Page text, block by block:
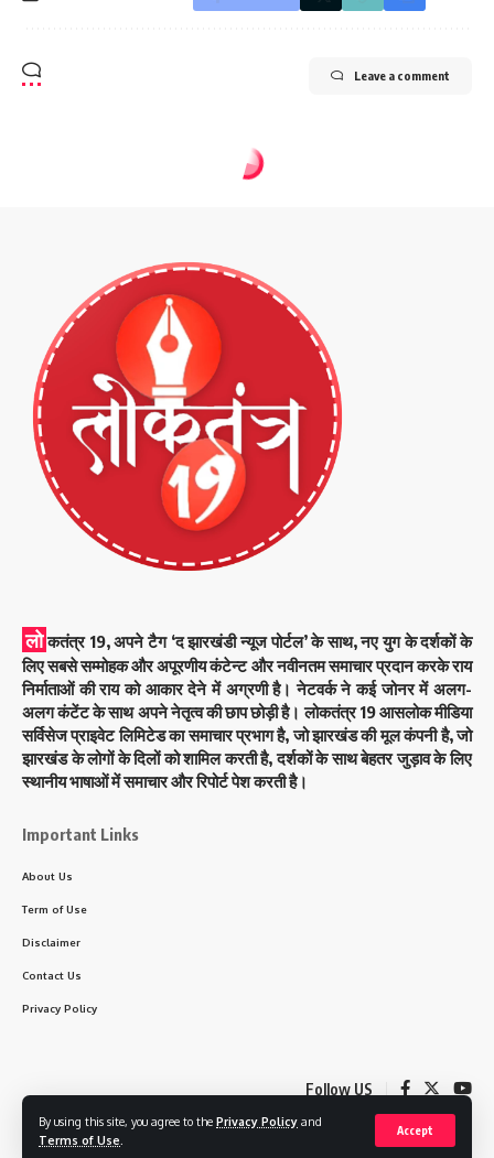
By using this site, you agree to the Privacy Policy and
Terms of Use
Accept
Leave a comment
लो कतंत्र 19, अपने टैग ‘द झारखंडी न्यूज पोर्टल’ के साथ, नए युग के दर्शकों के
लिए सबसे सम्मोहक और अपूरणीय कंटेन्ट और नवीनतम समाचार प्रदान करके राय
निर्माताओं की राय को आकार देने में अग्रणी है। नेटवर्क ने कई जोनर में अलग-
अलग कंटेंट के साथ अपने नेतृत्व की छाप छोड़ी है। लोकतंत्र 19 आसलोक मीडिया
सर्विसेज प्राइवेट लिमिटेड का समाचार प्रभाग है, जो झारखंड की मूल कंपनी है, जो
झारखंड के लोगों के दिलों को शामिल करती है, दर्शकों के साथ बेहतर जुड़ाव के लिए
स्थानीय भाषाओं में समाचार और रिपोर्ट पेश करती है।
Important Links
About Us
Term of Use
Disclaimer
Contact Us
Privacy Policy
Follow US
© 2023 Loktantra19. All Rights Reserved. Designed byBrightcode